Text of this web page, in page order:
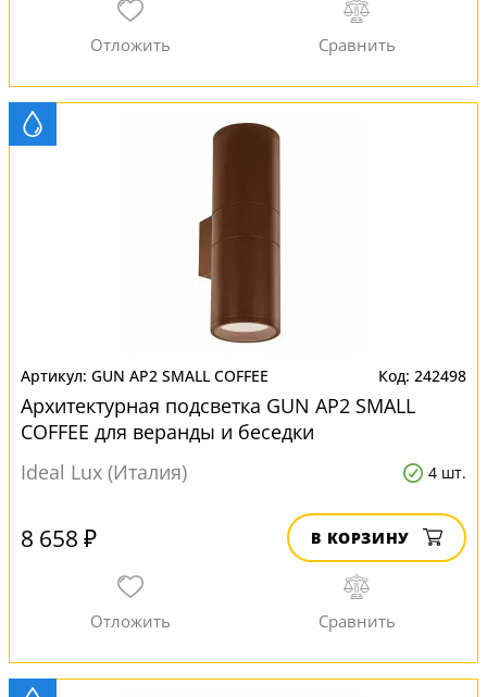
GUN AP2 SMALL COFFEE 242498
Архитектурная подсветка GUN AP2 SMALL
COFFEE для веранды и беседки
Ideal Lux (Италия)
4 шт.
8 658 ₽ В КОРЗИНУ